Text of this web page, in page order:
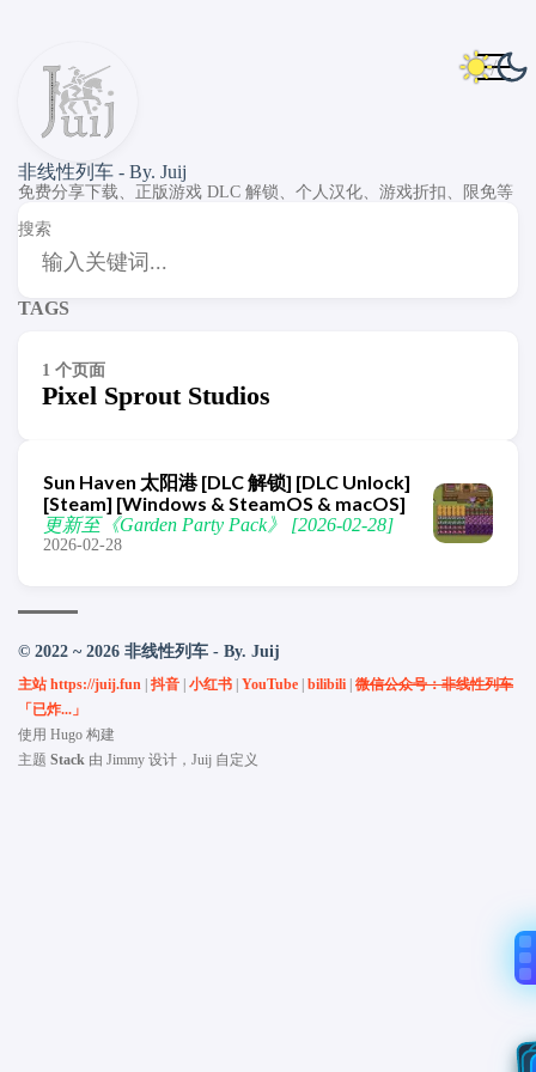
非线性列车 - By. Juij
免费分享下载、正版游戏 DLC 解锁、个人汉化、游戏折扣、限免等
搜索
TAGS
1 个页面
Pixel Sprout Studios
Sun Haven 太阳港 [DLC 解锁] [DLC Unlock]
[Steam] [Windows & SteamOS & macOS]
更新至《Garden Party Pack》 [2026-02-28]
2026-02-28
© 2022 ~ 2026 非线性列车 - By. Juij
主站 https://juij.fun 抖音 小红书 YouTube bilibili 微信公众号：非线性列车
「已炸...」
使用 Hugo 构建
主题 Stack 由 Jimmy 设计，Juij 自定义